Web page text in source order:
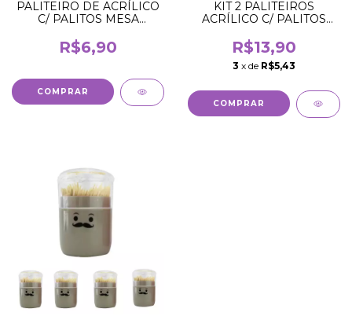
PALITEIRO DE ACRÍLICO
C/ PALITOS MESA
R$6,90
KIT 2 PALITEIROS
ACRÍLICO C/ PALITOS
BEGE
R$13,90
3 x de R$5,43